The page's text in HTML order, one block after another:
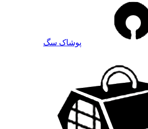
پوشاک سگ